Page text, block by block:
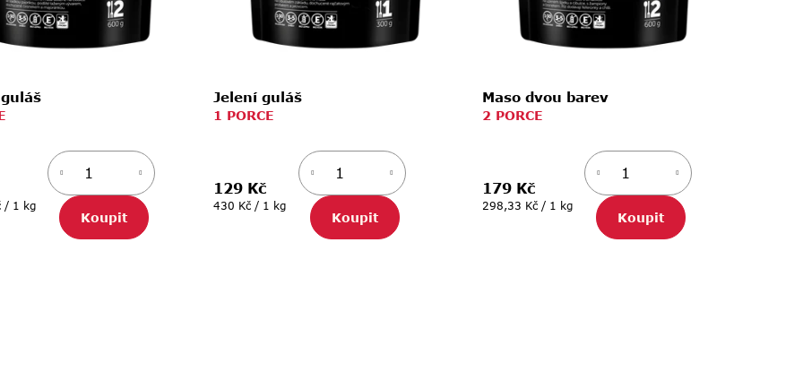
/ 1 kg
Koupit
Jelení guláš
1 PORCE
129 Kč
Měrná
430 Kč / 1 kg
Koupit
Maso dvou barev
2 PORCE
179 Kč
Měrná
298,33 Kč / 1 kg
Koupit